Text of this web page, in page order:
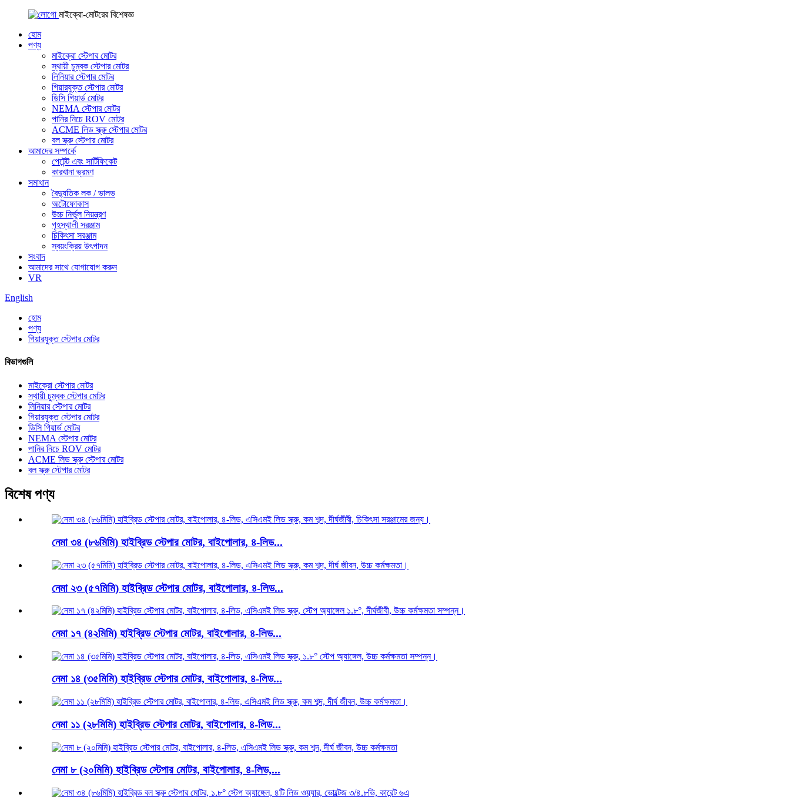
মাইক্রো-মোটরের বিশেষজ্ঞ
হোম
পণ্য
মাইক্রো স্টেপার মোটর
স্থায়ী চুম্বক স্টেপার মোটর
লিনিয়ার স্টেপার মোটর
গিয়ারযুক্ত স্টেপার মোটর
ডিসি গিয়ার্ড মোটর
NEMA স্টেপার মোটর
পানির নিচে ROV মোটর
ACME লিড স্ক্রু স্টেপার মোটর
বল স্ক্রু স্টেপার মোটর
আমাদের সম্পর্কে
পেটেন্ট এবং সার্টিফিকেট
কারখানা ভ্রমণ
সমাধান
বৈদ্যুতিক লক / ভালভ
অটোফোকাস
উচ্চ নির্ভুল নিয়ন্ত্রণ
গৃহস্থালী সরঞ্জাম
চিকিৎসা সরঞ্জাম
স্বয়ংক্রিয় উৎপাদন
সংবাদ
আমাদের সাথে যোগাযোগ করুন
VR
English
হোম
পণ্য
গিয়ারযুক্ত স্টেপার মোটর
বিভাগগুলি
মাইক্রো স্টেপার মোটর
স্থায়ী চুম্বক স্টেপার মোটর
লিনিয়ার স্টেপার মোটর
গিয়ারযুক্ত স্টেপার মোটর
ডিসি গিয়ার্ড মোটর
NEMA স্টেপার মোটর
পানির নিচে ROV মোটর
ACME লিড স্ক্রু স্টেপার মোটর
বল স্ক্রু স্টেপার মোটর
বিশেষ পণ্য
নেমা ৩৪ (৮৬মিমি) হাইব্রিড স্টেপার মোটর, বাইপোলার, ৪-লিড...
নেমা ২৩ (৫৭মিমি) হাইব্রিড স্টেপার মোটর, বাইপোলার, ৪-লিড...
নেমা ১৭ (৪২মিমি) হাইব্রিড স্টেপার মোটর, বাইপোলার, ৪-লিড...
নেমা ১৪ (৩৫মিমি) হাইব্রিড স্টেপার মোটর, বাইপোলার, ৪-লিড...
নেমা ১১ (২৮মিমি) হাইব্রিড স্টেপার মোটর, বাইপোলার, ৪-লিড...
নেমা ৮ (২০মিমি) হাইব্রিড স্টেপার মোটর, বাইপোলার, ৪-লিড,...